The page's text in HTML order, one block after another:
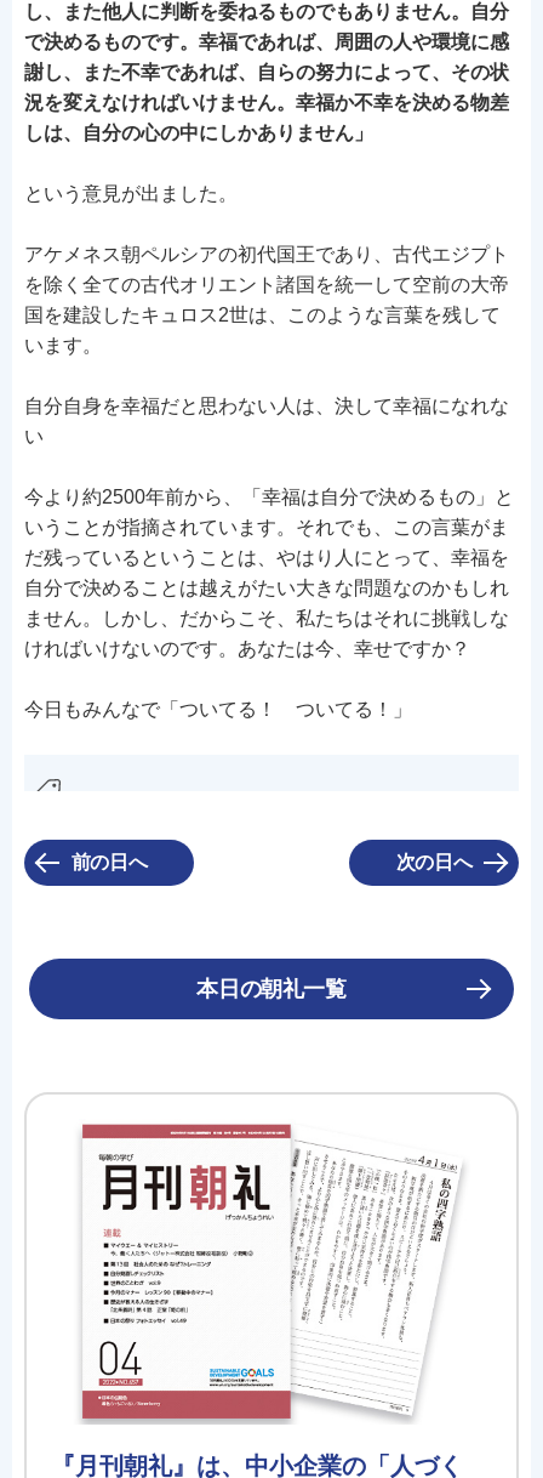
し、また他人に判断を委ねるものでもありません。自分
で決めるものです。幸福であれば、周囲の人や環境に感
謝し、また不幸であれば、自らの努力によって、その状
況を変えなければいけません。幸福か不幸を決める物差
しは、自分の心の中にしかありません」
という意見が出ました。
アケメネス朝ペルシアの初代国王であり、古代エジプト
を除く全ての古代オリエント諸国を統一して空前の大帝
国を建設したキュロス2世は、このような言葉を残して
います。
自分自身を幸福だと思わない人は、決して幸福になれな
い
今より約2500年前から、「幸福は自分で決めるもの」と
いうことが指摘されています。それでも、この言葉がま
だ残っているということは、やはり人にとって、幸福を
自分で決めることは越えがたい大きな問題なのかもしれ
ません。しかし、だからこそ、私たちはそれに挑戦しな
ければいけないのです。あなたは今、幸せですか？
今日もみんなで「ついてる！ ついてる！」
前の日へ 次の日へ
本日の朝礼一覧
『月刊朝礼』は、中小企業の「人づく